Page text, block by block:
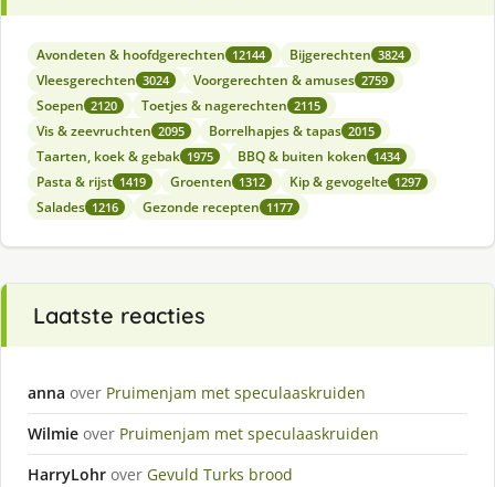
Avondeten & hoofdgerechten 12144 Bijgerechten 3824
Vleesgerechten 3024 Voorgerechten & amuses 2759
Soepen 2120 Toetjes & nagerechten 2115
Vis & zeevruchten 2095 Borrelhapjes & tapas 2015
Taarten, koek & gebak 1975 BBQ & buiten koken 1434
Pasta & rijst 1419 Groenten 1312 Kip & gevogelte 1297
Salades 1216 Gezonde recepten 1177
Laatste reacties
anna over Pruimenjam met speculaaskruiden
Wilmie over Pruimenjam met speculaaskruiden
HarryLohr over Gevuld Turks brood